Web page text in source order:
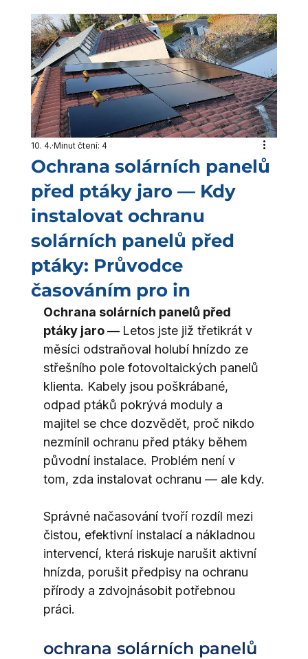
Ochrana solárních panelů
před ptáky jaro — Kdy
instalovat ochranu
solárních panelů před
ptáky: Průvodce
časováním pro in
10. 4. Minut čtení: 4
Ochrana solárních panelů před
ptáky jaro — Letos jste již třetikrát v
měsíci odstraňoval holubí hnízdo ze
střešního pole fotovoltaických panelů
klienta. Kabely jsou poškrábané,
odpad ptáků pokrývá moduly a
majitel se chce dozvědět, proč nikdo
nezmínil ochranu před ptáky během
původní instalace. Problém není v
tom, zda instalovat ochranu — ale kdy.
Správné načasování tvoří rozdíl mezi
čistou, efektivní instalací a nákladnou
intervencí, která riskuje narušit aktivní
hnízda, porušit předpisy na ochranu
přírody a zdvojnásobit potřebnou
práci.
ochrana solárních panelů